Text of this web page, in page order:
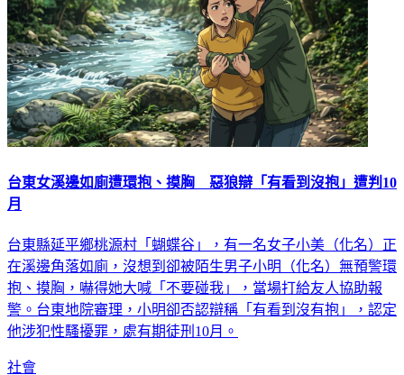
台東女溪邊如廁遭環抱、摸胸 惡狼辯「有看到沒抱」遭判10
月
台東縣延平鄉桃源村「蝴蝶谷」，有一名女子小美（化名）正
在溪邊角落如廁，沒想到卻被陌生男子小明（化名）無預警環
抱、摸胸，嚇得她大喊「不要碰我」，當場打給友人協助報
警。台東地院審理，小明卻否認辯稱「有看到沒有抱」，認定
他涉犯性騷擾罪，處有期徒刑10月。
社會